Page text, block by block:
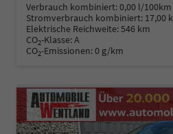
Verbrauch kombiniert:0,00 l/100km
Stromverbrauch kombiniert: 17,00
Elektrische Reichweite:546 km
CO2-Klasse:A
CO2-Emissionen:0 g/km